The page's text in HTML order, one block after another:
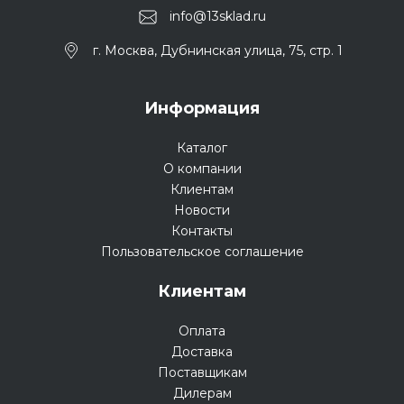
info@13sklad.ru
г. Москва, Дубнинская улица, 75, стр. 1
Информация
Каталог
О компании
Клиентам
Новости
Контакты
Пользовательское соглашение
Клиентам
Оплата
Доставка
Поставщикам
Дилерам